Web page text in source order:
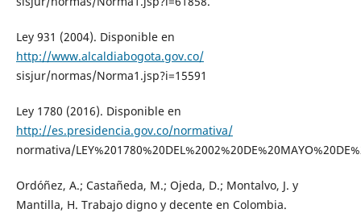
Ley 931 (2004). Disponible en
http://www.alcaldiabogota.gov.co/
sisjur/normas/Norma1.jsp?i=15591
Ley 1780 (2016). Disponible en
http://es.presidencia.gov.co/normativa/
normativa/
Ordóñez, A.; Castañeda, M.; Ojeda, D.; Montalvo, J. y
Mantilla, H. Trabajo digno y decente en Colombia.